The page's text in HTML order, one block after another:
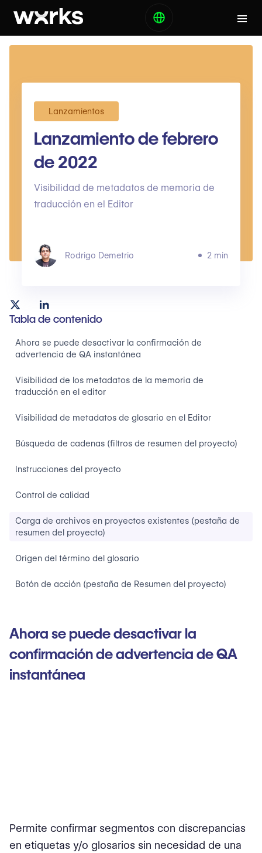
Lanzamientos
Lanzamiento de febrero
de 2022
Visibilidad de metadatos de memoria de
traducción en el Editor
Rodrigo Demetrio 2 min
Tabla de contenido
Ahora se puede desactivar la confirmación de
advertencia de QA instantánea
Visibilidad de los metadatos de la memoria de
traducción en el editor
Visibilidad de metadatos de glosario en el Editor
Búsqueda de cadenas (filtros de resumen del proyecto)
Instrucciones del proyecto
Control de calidad
Carga de archivos en proyectos existentes (pestaña de
resumen del proyecto)
Origen del término del glosario
Botón de acción (pestaña de Resumen del proyecto)
Ahora se puede desactivar la
confirmación de advertencia de QA
instantánea
Permite confirmar segmentos con discrepancias
en etiquetas y/o glosarios sin necesidad de una